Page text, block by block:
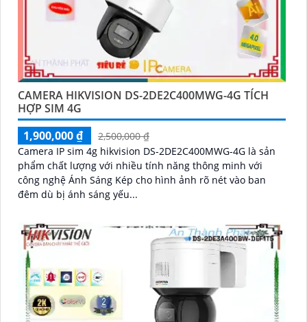
CAMERA HIKVISION DS-2DE2C400MWG-4G TÍCH
HỢP SIM 4G
1,900,000 ₫
2,500,000 ₫
Camera IP sim 4g hikvision DS-2DE2C400MWG-4G là sản
phẩm chất lượng với nhiều tính năng thông minh với
công nghệ Ánh Sáng Kép cho hình ảnh rõ nét vào ban
đêm dù bị ánh sáng yếu...